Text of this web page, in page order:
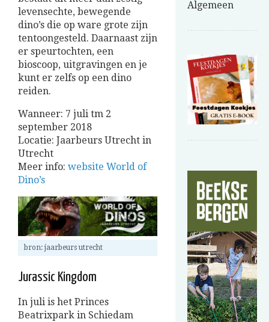
levensechte, bewegende
dino’s die op ware grote zijn
tentoongesteld. Daarnaast zijn
er speurtochten, een
bioscoop, uitgravingen en je
kunt er zelfs op een dino
reiden.
Wanneer: 7 juli tm 2
september 2018
Locatie: Jaarbeurs Utrecht in
Utrecht
Meer info: website World of
Dino’s
bron: jaarbeurs utrecht
Jurassic Kingdom
In juli is het Princes
Beatrixpark in Schiedam